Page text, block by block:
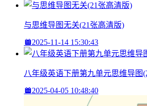
与思维导图无关(21张高清版)
2025-11-14 15:30:43
八年级英语下册第九单元思维导图
2025-04-05 10:48:40